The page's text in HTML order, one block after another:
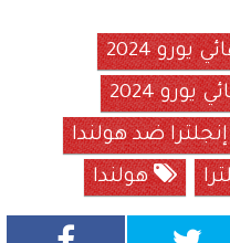
2024
2024
ضد هولندا
هولندا